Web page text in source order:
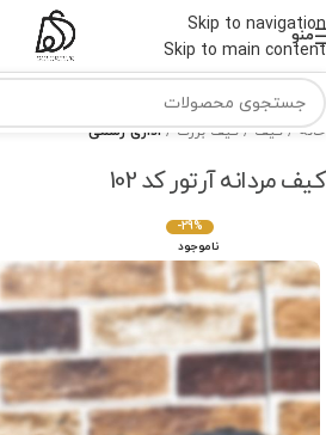
Skip to navigation
Skip to main content
منو
خانه کیف کیف بزرگ اداری رسمی
کیف مردانه آرتور کد 102
-29%
ناموجود